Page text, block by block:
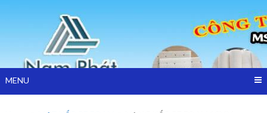
MÚT XỐP
BỌC HÀNG –
NAM PHÁT
Công ty TNHH Cách Nhiệt Nam Phát sản xuất và bán mút xốp
bọc hàng, màng xốp hơi, mút xốp pe foam Tại TPHCM,Bình
MENU